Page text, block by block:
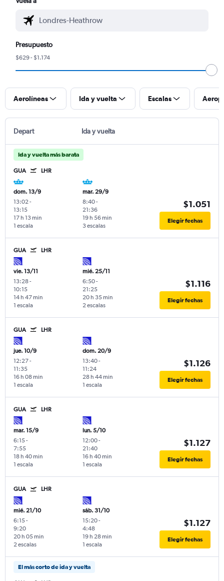
Presupuesto
$629 - $1.174
Aerolíneas Ida y vuelta Escalas
Depart Ida y vuelta
Ida y vuelta más barata
GUA LHR
dom. 13/9
13:02-
13:15
1 escala
17 h 13 min
mar. 29/9
8:40-
21:36
3 escalas
19 h 56 min
$1.051
Elegir fechas
GUA LHR
vie. 13/11
13:28-
10:15
1 escala
14 h 47 min
mié. 25/11
6:50-
21:25
2 escalas
20 h 35 min
$1.116
Elegir fechas
GUA LHR
jue. 10/9
12:27-
11:35
1 escala
16 h 08 min
dom. 20/9
13:40-
11:24
1 escala
28 h 44 min
$1.126
Elegir fechas
GUA LHR
mar. 15/9
6:15-
7:55
1 escala
18 h 40 min
lun. 5/10
12:00-
21:40
1 escala
16 h 40 min
$1.127
Elegir fechas
GUA LHR
mié. 21/10
6:15-
9:20
2 escalas
20 h 05 min
sáb. 31/10
15:20-
4:48
1 escala
19 h 28 min
$1.127
Elegir fechas
El más corto de ida y vuelta